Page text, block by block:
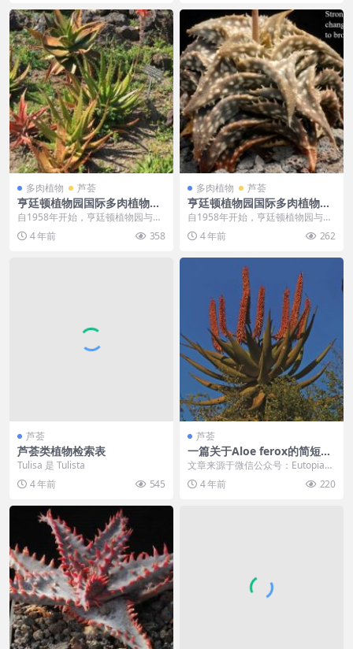
多肉植物 芦荟
亨廷顿植物园国际多肉植物推
介企划（2018）
自1958年开始，亨廷顿植物园与国
际多肉植物推介企划（简称I.S.I.，
下同）展...
4 年前 358
多肉植物 芦荟
亨廷顿植物园国际多肉植物推
介企划（2017）
自1958年开始，亨廷顿植物园与国
际多肉植物推介企划（简称I.S.I.，
下同）展...
4 年前 262
芦荟
芦荟类植物检索表
Tulisa 是 Tulista
4 年前
545
芦荟
一篇关于Aloe ferox的简短介
绍
文章来源于微信公众号：Eutopia，
作者：杨区区 翻译：杨区区– ...
4 年前 220